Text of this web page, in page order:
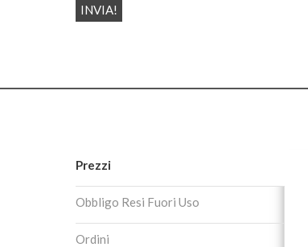
Prezzi
Obbligo Resi Fuori Uso
Ordini